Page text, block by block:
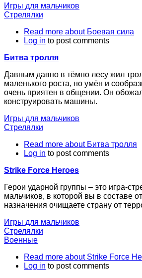
Игры для мальчиков
Стрелялки
Read more about Боевая сила
Log in to post comments
Битва тролля
Давным давно в тёмно лесу жил
маленького роста, но умён и
очень приятен в общении. Он
конструировать машины.
Игры для мальчиков
Стрелялки
Read more about Битва тролля
Log in to post comments
Strike Force Heroes
Герои ударной группы – это игра-
мальчиков, в которой вы в составе
назначения очищаете страну от
Игры для мальчиков
Стрелялки
Военные
Read more about Strike Force
Log in to post comments